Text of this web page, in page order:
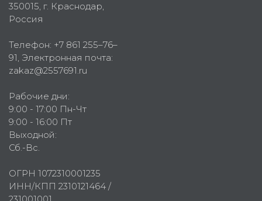
350015, г. Краснодар,
Россия
Телефон: +7 861 255–76–
91, Электронная почта:
zakaz@2557691.ru
Рабочие дни:
9:00 - 17:00 Пн-Чт
9:00 - 16:00 Пт
Выходной:
Сб.-Вс.
ОГРН 1072310001235
ИНН/КПП 2310121464 /